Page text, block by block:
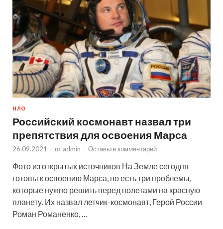
НЛО
Российский космонавт назвал три
препятствия для освоения Марса
26.09.2021 - от admin - Оставьте комментарий
Фото из открытых источников На Земле сегодня
готовы к освоению Марса, но есть три проблемы,
которые нужно решить перед полетами на красную
планету. Их назвал летчик-космонавт, Герой России
Роман Романенко, …